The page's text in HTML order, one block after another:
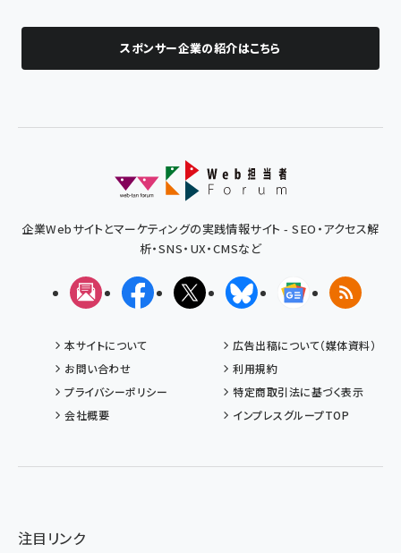
スポンサー企業の紹介はこちら
企業Webサイトとマーケティングの実践情報サイト - SEO・アクセス解
析・SNS・UX・CMSなど
メルマガFacebookX(エックス)BlueskyGoogleニュ
RSS
本サイトについて
広告出稿について（媒体資料）
お問い合わせ
利用規約
プライバシーポリシー
特定商取引法に基づく表示
会社概要
インプレスグループTOP
注目リンク